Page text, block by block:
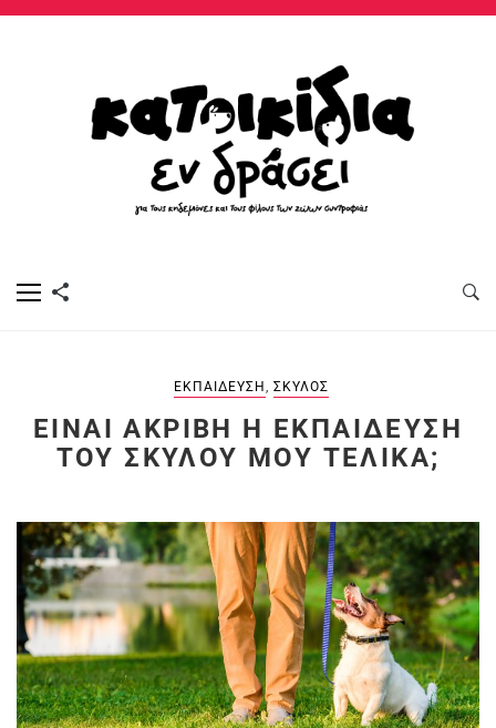
ΕΚΠΑΊΔΕΥΣΗ , ΣΚΎΛΟΣ
EΊΝΑΙ ΑΚΡΙΒΉ Η ΕΚΠΑΊΔΕΥΣΗ
ΤΟΥ ΣΚΎΛΟΥ ΜΟΥ ΤΕΛΙΚΆ;